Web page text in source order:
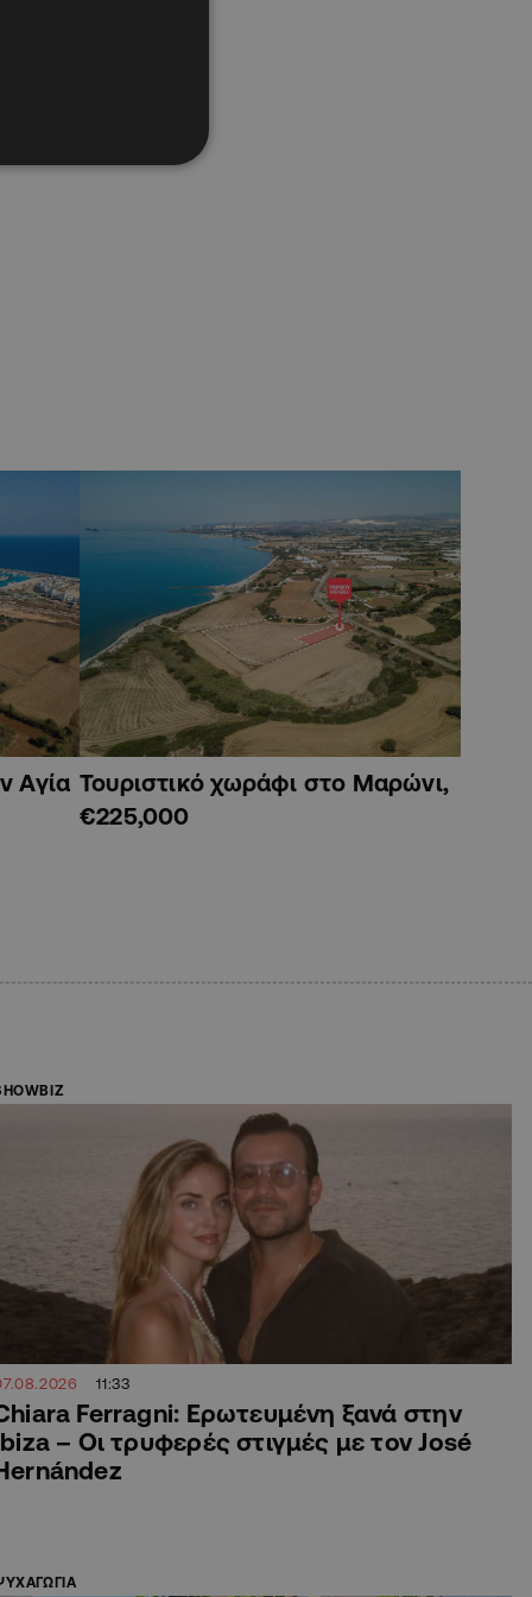
Αγία Τουριστικό χωράφι στο Μαρώνι,
€225,000
11:33
Ferragni: Ερωτευμένη ξανά στην
– Οι τρυφερές στιγμές με τον José